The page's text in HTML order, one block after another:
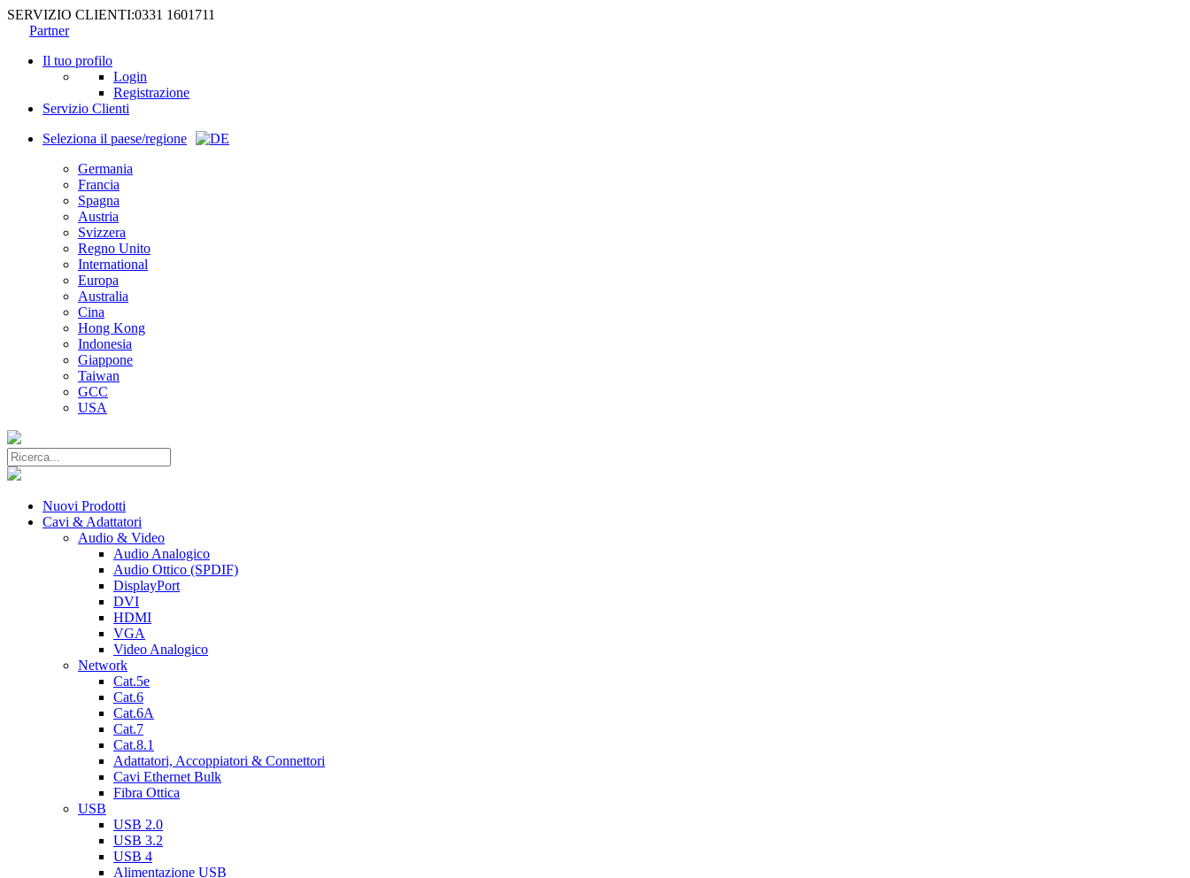
SERVIZIO CLIENTI:0331 1601711
Partner
Il tuo profilo
Login
Registrazione
Servizio Clienti
Seleziona il paese/regione
Germania
Francia
Spagna
Austria
Svizzera
Regno Unito
International
Europa
Australia
Cina
Hong Kong
Indonesia
Giappone
Taiwan
GCC
USA
Nuovi Prodotti
Cavi & Adattatori
Audio & Video
Audio Analogico
Audio Ottico (SPDIF)
DisplayPort
DVI
HDMI
VGA
Video Analogico
Network
Cat.5e
Cat.6
Cat.6A
Cat.7
Cat.8.1
Adattatori, Accoppiatori & Connettori
Cavi Ethernet Bulk
Fibra Ottica
USB
USB 2.0
USB 3.2
USB 4
Alimentazione USB